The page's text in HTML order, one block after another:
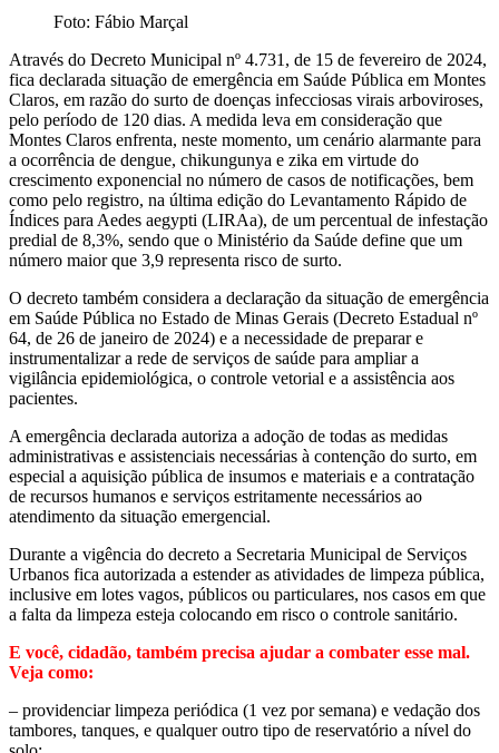
Foto: Fábio Marçal
Através do Decreto Municipal nº 4.731, de 15 de fevereiro de 2024,
fica declarada situação de emergência em Saúde Pública em Montes
Claros, em razão do surto de doenças infecciosas virais arboviroses,
pelo período de 120 dias. A medida leva em consideração que
Montes Claros enfrenta, neste momento, um cenário alarmante para
a ocorrência de dengue, chikungunya e zika em virtude do
crescimento exponencial no número de casos de notificações, bem
como pelo registro, na última edição do Levantamento Rápido de
Índices para Aedes aegypti (LIRAa), de um percentual de infestação
predial de 8,3%, sendo que o Ministério da Saúde define que um
número maior que 3,9 representa risco de surto.
O decreto também considera a declaração da situação de emergência
em Saúde Pública no Estado de Minas Gerais (Decreto Estadual nº
64, de 26 de janeiro de 2024) e a necessidade de preparar e
instrumentalizar a rede de serviços de saúde para ampliar a
vigilância epidemiológica, o controle vetorial e a assistência aos
pacientes.
A emergência declarada autoriza a adoção de todas as medidas
administrativas e assistenciais necessárias à contenção do surto, em
especial a aquisição pública de insumos e materiais e a contratação
de recursos humanos e serviços estritamente necessários ao
atendimento da situação emergencial.
Durante a vigência do decreto a Secretaria Municipal de Serviços
Urbanos fica autorizada a estender as atividades de limpeza pública,
inclusive em lotes vagos, públicos ou particulares, nos casos em que
a falta da limpeza esteja colocando em risco o controle sanitário.
E você, cidadão, também precisa ajudar a combater esse mal.
Veja como:
– providenciar limpeza periódica (1 vez por semana) e vedação dos
tambores, tanques, e qualquer outro tipo de reservatório a nível do